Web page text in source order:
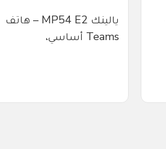
يالينك MP54 E2 – هاتف
Teams أساسي،